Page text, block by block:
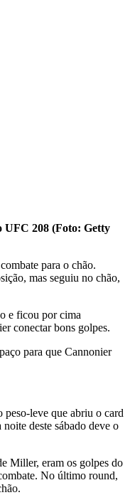
UFC 208 (Foto: Getty
para o chão.
mas seguiu no chão,
e ficou por cima
conectar bons golpes.
para que Cannonier
leve que abriu o card
deste sábado deve o
Miller, eram os golpes do
No último round,